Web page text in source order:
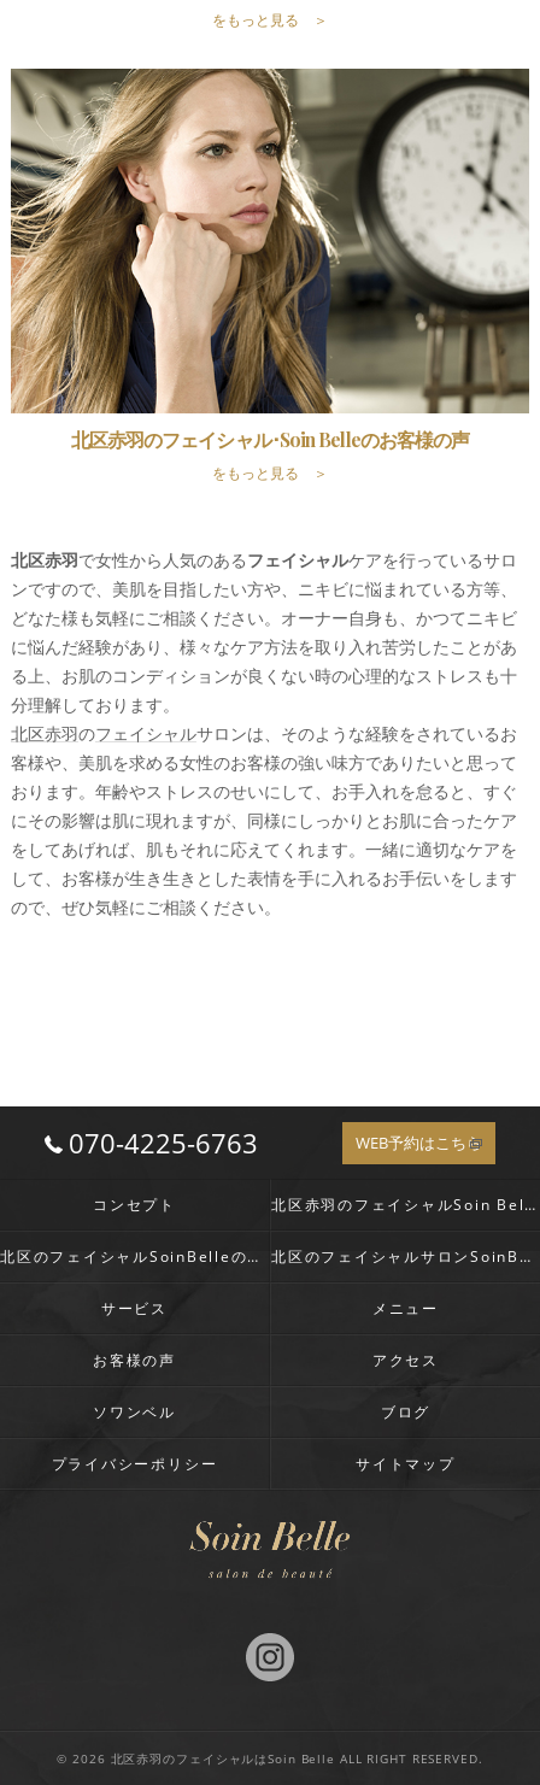
をもっと見る ＞
北区赤羽のフェイシャル･Soin Belleのお客様の声
をもっと見る ＞
北区赤羽で女性から人気のあるフェイシャルケアを行っているサロ
ンですので、美肌を目指したい方や、ニキビに悩まれている方等、
どなた様も気軽にご相談ください。オーナー自身も、かつてニキビ
に悩んだ経験があり、様々なケア方法を取り入れ苦労したことがあ
る上、お肌のコンディションが良くない時の心理的なストレスも十
分理解しております。
北区赤羽のフェイシャルサロンは、そのような経験をされているお
客様や、美肌を求める女性のお客様の強い味方でありたいと思って
おります。年齢やストレスのせいにして、お手入れを怠ると、すぐ
にその影響は肌に現れますが、同様にしっかりとお肌に合ったケア
をしてあげれば、肌もそれに応えてくれます。一緒に適切なケアを
して、お客様が生き生きとした表情を手に入れるお手伝いをします
ので、ぜひ気軽にご相談ください。
070-4225-6763 WEB予約はこちら
コンセプト 北区赤羽のフェイシャルSoin Belle の口コミ情報
北区のフェイシャルSoinBelleの評判 北区のフェイシャルサロンSoinBelleのお客様の声
サービス メニュー
お客様の声 アクセス
ソワンベル ブログ
プライバシーポリシー サイトマップ
© 2026 北区赤羽のフェイシャルはSoin Belle ALL RIGHT RESERVED.